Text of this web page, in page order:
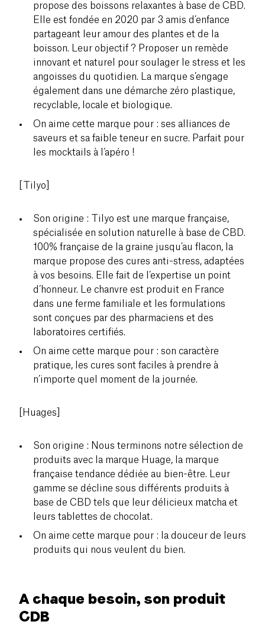
propose des boissons relaxantes à base de CBD.
Elle est fondée en 2020 par 3 amis d’enfance
partageant leur amour des plantes et de la
boisson. Leur objectif ? Proposer un remède
innovant et naturel pour soulager le stress et les
angoisses du quotidien. La marque s’engage
également dans une démarche zéro plastique,
recyclable, locale et biologique.
On aime cette marque pour : ses alliances de
saveurs et sa faible teneur en sucre. Parfait pour
les mocktails à l’apéro !
[Tilyo]
Son origine : Tilyo est une marque française,
spécialisée en solution naturelle à base de CBD.
100% française de la graine jusqu'au flacon, la
marque propose des cures anti-stress, adaptées
à vos besoins. Elle fait de l’expertise un point
d’honneur. Le chanvre est produit en France
dans une ferme familiale et les formulations
sont conçues par des pharmaciens et des
laboratoires certifiés.
On aime cette marque pour : son caractère
pratique, les cures sont faciles à prendre à
n’importe quel moment de la journée.
[Huages]
Son origine : Nous terminons notre sélection de
produits avec la marque Huage, la marque
française tendance dédiée au bien-être. Leur
gamme se décline sous différents produits à
base de CBD tels que leur délicieux matcha et
leurs tablettes de chocolat.
On aime cette marque pour : la douceur de leurs
produits qui nous veulent du bien.
A chaque besoin, son produit
CDB